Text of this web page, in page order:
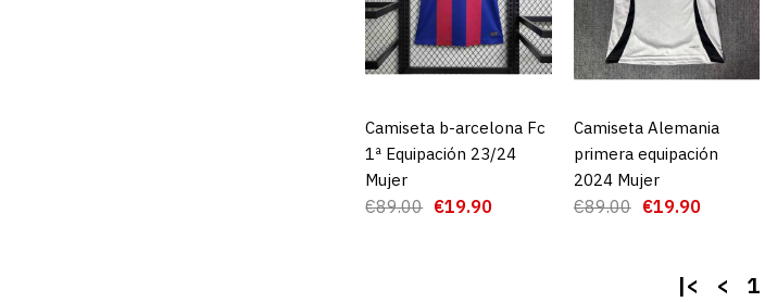
AGREGAR AL CARRO
Camiseta b-arcelona Fc
1ª Equipación 23/24
Mujer
€89.00 €19.90
AGREGAR AL CARRO
Camiseta Alemania
primera equipación
2024 Mujer
€89.00 €19.90
|< < 1